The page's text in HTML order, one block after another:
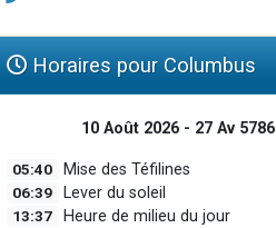
Horaires pour Columbus
10 Août 2026 - 27 Av 5786
05:40 Mise des Téfilines
06:39 Lever du soleil
13:37 Heure de milieu du jour